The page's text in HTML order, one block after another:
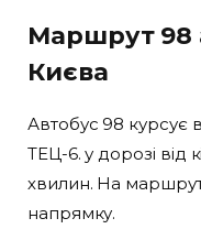
Маршрут 98
Києва
Автобус 98 курсує
ТЕЦ-6. у дорозі від
хвилин. На
напрямку.